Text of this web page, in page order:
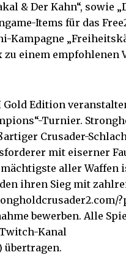
& Der Kahn“, sowie
Items für das
Kampagne
zu einem empfohlenen
Edition
Turnier.
Crusader-
mit eiserner
aller Waffen
ihren Sieg mit
bewerben. Alle
Kanal